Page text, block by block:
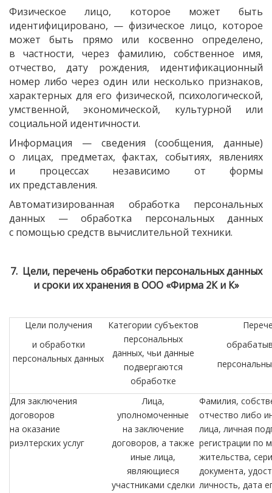
Физическое лицо, которое может быть
идентифицировано, — физическое лицо, которое
может быть прямо или косвенно определено,
в частности, через фамилию, собственное имя,
отчество, дату рождения, идентификационный
номер либо через один или несколько признаков,
характерных для его физической, психологической,
умственной, экономической, культурной или
социальной идентичности.
Информация — сведения
(сообщения, данные)
о лицах, предметах, фактах, событиях, явлениях
и процессах независимо от формы
их представления.
Автоматизированная обработка персональных
данных — обработка персональных данных
с помощью средств вычислительной техники.
7. Цели, перечень обработки персональных данных
и сроки их хранения в ООО «Фирма2К и К»
Цели получения
и обработки
персональных данных
Категории субъектов
персональных
данных, чьи данные
подвергаются
обработке
Для заключения
договоров
на оказание
риэлтерских услуг
Лица,
уполномоченные
на заключение
договоров, а также
иные лица,
являющиеся
участниками сделки
Фамилия,
отчество либо
лица, личная
регистрации по
жительства,
документа,
личность, дата